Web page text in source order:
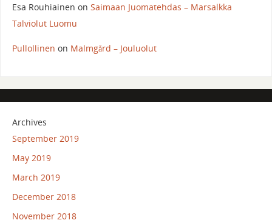
Esa Rouhiainen on Saimaan Juomatehdas – Marsalkka
Talviolut Luomu
Pullollinen on Malmgård – Jouluolut
Archives
September 2019
May 2019
March 2019
December 2018
November 2018